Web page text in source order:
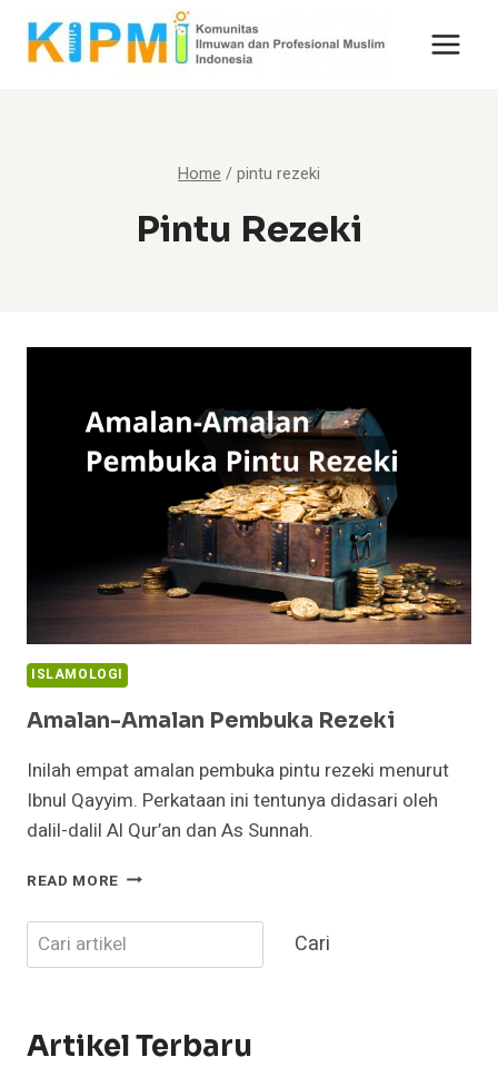
Skip
Home /pintu rezeki
Pintu Rezeki
ISLAMOLOGI
Amalan-Amalan Pembuka Rezeki
Inilah empat amalan pembuka pintu rezeki menurut
Ibnul Qayyim. Perkataan ini tentunya didasari oleh
dalil-dalil Al Qur’an dan As Sunnah.
READ MORE AMALAN-
PEMBUKA
REZEKI
Cari Cari
Artikel Terbaru